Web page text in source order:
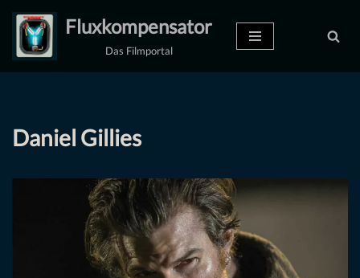
Zum
Inhalt
Fluxkompensator
Das Filmportal
Daniel Gillies